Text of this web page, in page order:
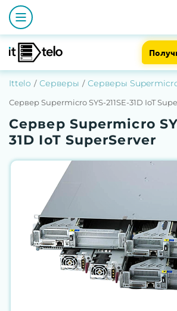
Ittelo Серверы Серверы
Сервер Supermicro SYS-211SE-31D IoT
Сервер Supermicro
31D IoT SuperServer